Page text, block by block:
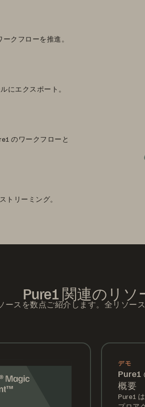
クフローを推進。
にエクスポート。
のワークフローと
トリーミング。
Pure1 関連のリソ
ースを数点ご紹介します。全リソー
デモ
Pure1
概要
Pure1 は